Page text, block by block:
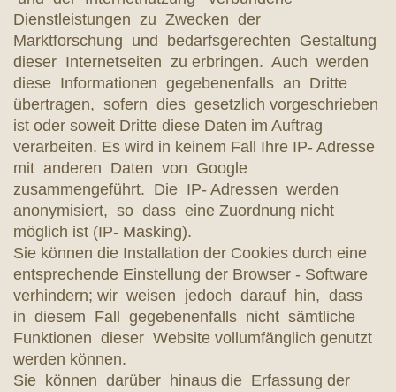
Dienstleistungen zu Zwecken der
Marktforschung und bedarfsgerechten Gestaltung
dieser Internetseiten zu erbringen. Auch werden
diese Informationen gegebenenfalls an Dritte
übertragen, sofern dies gesetzlich vorgeschrieben
ist oder soweit Dritte diese Daten im Auftrag
verarbeiten. Es wird in keinem Fall Ihre IP- Adresse
mit anderen Daten von Google
zusammengeführt. Die IP- Adressen werden
anonymisiert, so dass eine Zuordnung nicht
möglich ist (IP- Masking).
Sie können die Installation der Cookies durch eine
entsprechende Einstellung der Browser - Software
verhindern; wir weisen jedoch darauf hin, dass
in diesem Fall gegebenenfalls nicht sämtliche
Funktionen dieser Website vollumfänglich genutzt
werden können.
Sie können darüber hinaus die Erfassung der